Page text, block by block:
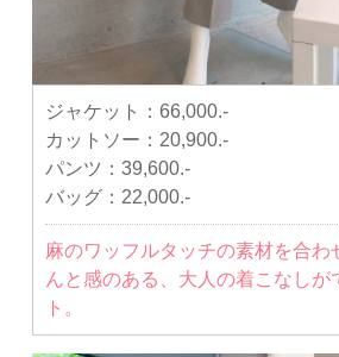
ジャケット： 66,000.-
カットソー： 20,900.-
パンツ： 39,600.-
バッグ： 22,000.-
麻のワッフルタッチの素材を合わ
んと感のある、大人の着こなしが
ト。